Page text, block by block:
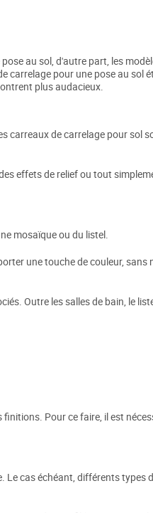
au sol, d'autre part, les
carrelage pour une pose au sol
plus audacieux.
carreaux de carrelage pour sol
des effets de relief ou tout
mosaïque ou du listel.
une touche de couleur,
Outre les salles de bain, le
Pour ce faire, il est
Le cas échéant, différents types